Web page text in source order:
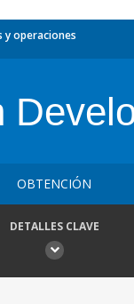
y operaciones
OBTENCIÓN
DETALLES CLAVE